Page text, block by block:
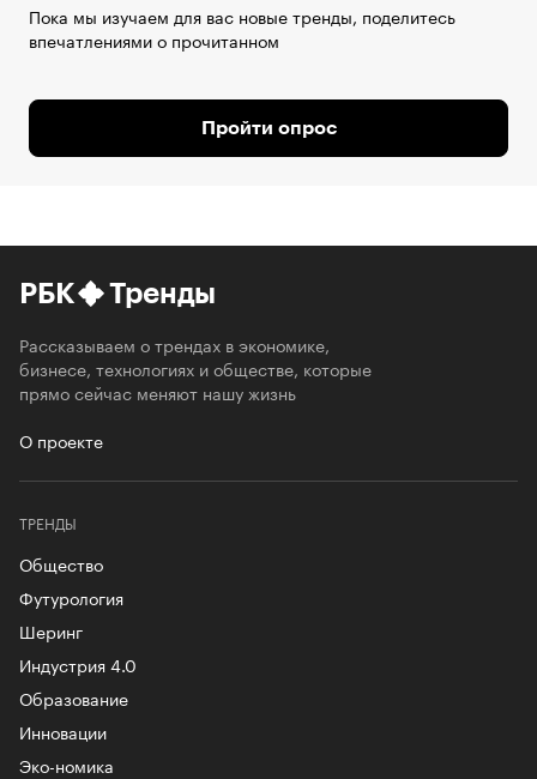
Пока мы изучаем для вас новые тренды, поделитесь
впечатлениями о прочитанном
Пройти опрос
РБК Тренды
Рассказываем о трендах в экономике,
бизнесе, технологиях и обществе, которые
прямо сейчас меняют нашу жизнь
О проекте
ТРЕНДЫ
Общество
Футурология
Шеринг
Индустрия 4.0
Образование
Инновации
Эко-номика